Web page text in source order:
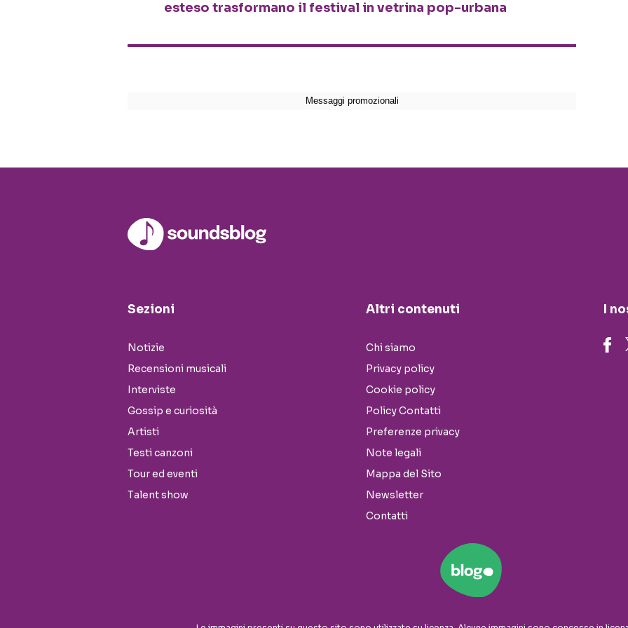
esteso trasformano il festival in vetrina pop-urbana
Sezioni
Notizie
Recensioni musicali
Interviste
Gossip e curiosità
Artisti
Testi canzoni
Tour ed eventi
Talent show
Altri contenuti
Chi siamo
Privacy policy
Cookie policy
Policy Contatti
Preferenze privacy
Note legali
Mappa del Sito
Newsletter
Contatti
I